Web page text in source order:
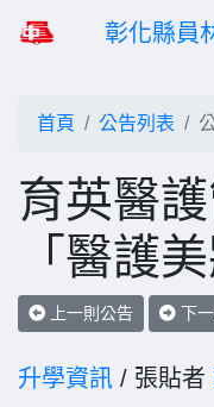
彰化縣員
首頁 公告列表
育英醫
「醫護
上一則公告 下
升學資訊 / 張貼者